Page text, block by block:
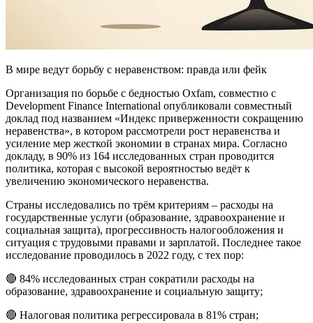
В мире ведут борьбу с неравенством: правда или фейк
Организация по борьбе с бедностью Oxfam, совместно с
Development Finance International опубликовали совместный
доклад под названием «Индекс приверженности сокращению
неравенства», в котором рассмотрели рост неравенства и
усиление мер жесткой экономии в странах мира. Согласно
докладу, в 90% из 164 исследованных стран проводится
политика, которая с высокой вероятностью ведёт к
увеличению экономического неравенства.
Страны исследовались по трём критериям – расходы на
государственные услуги (образование, здравоохранение и
социальная защита), прогрессивность налогообложения и
ситуация с трудовыми правами и зарплатой. Последнее такое
исследование проводилось в 2022 году, с тех пор:
🔴 84% исследованных стран сократили расходы на
образование, здравоохранение и социальную защиту;
🔴 Налоговая политика регрессировала в 81% стран;